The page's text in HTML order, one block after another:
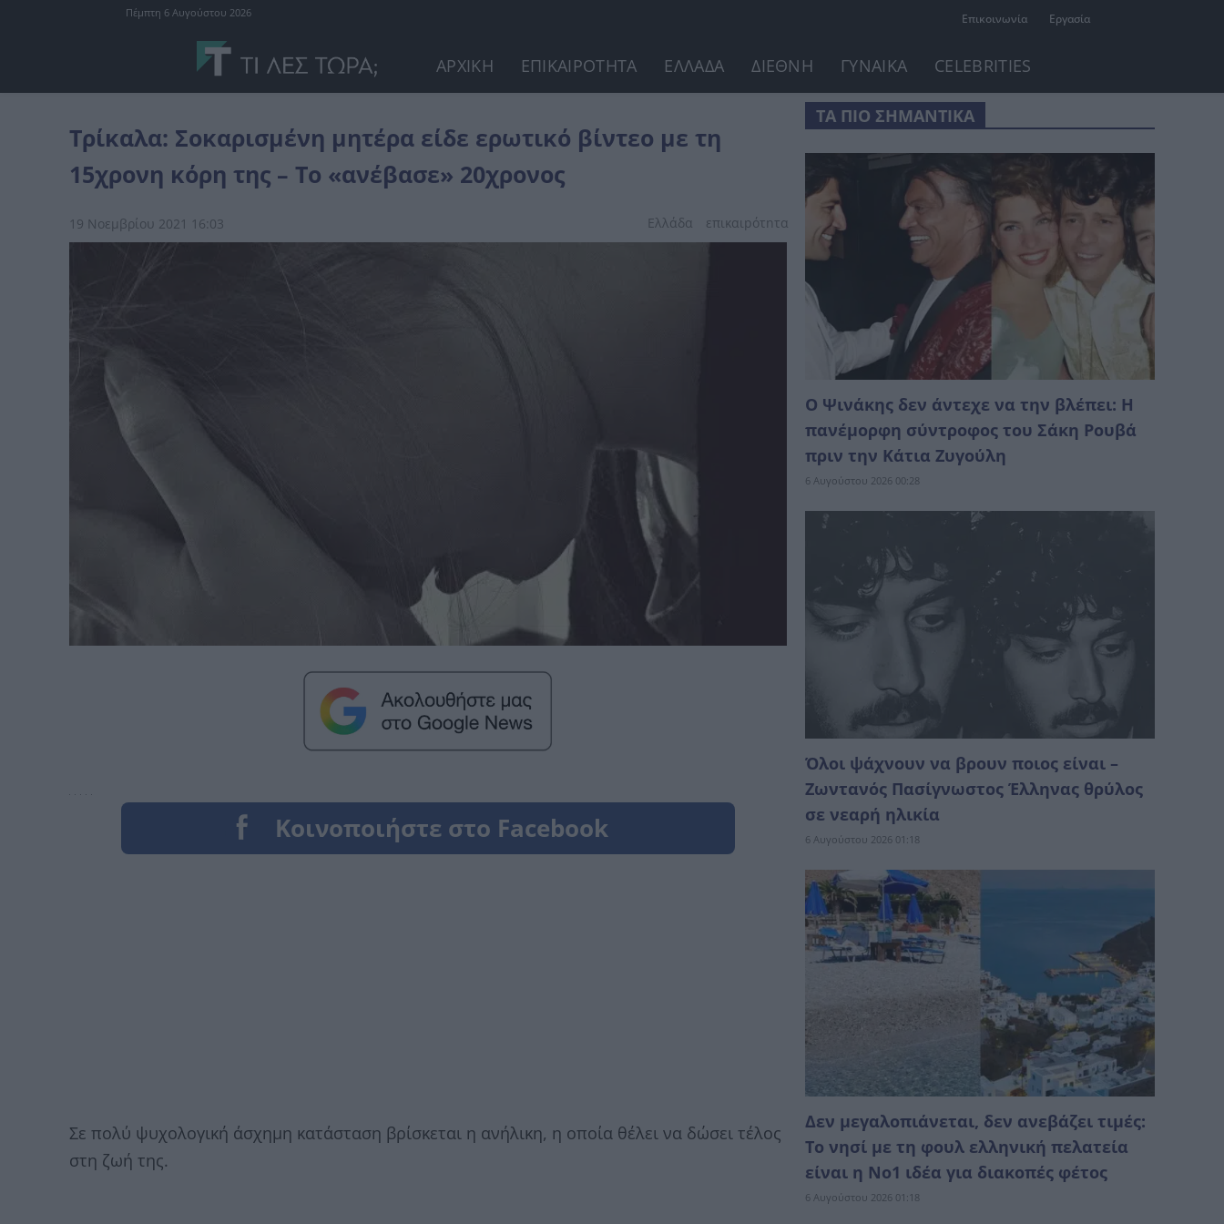
Επικοινωνία Εργασία
Πέμπτη 6 Αυγούστου 2026
ΑΡΧΙΚΗ ΕΠΙΚΑΙΡΟΤΗΤΑ ΕΛΛΑΔΑ ΔΙΕΘΝΗ ΓΥΝΑΙΚΑ CELEBRITIES
Τρίκαλα: Σοκαρισμένη μητέρα είδε ερωτικό βίντεο με τη
15χρονη κόρη της – Το «ανέβασε» 20χρονος
19 Νοεμβρίου 2021 16:03 Ελλάδα επικαιpότnτα
Σε πολύ ψυχολογική άσχημη κατάσταση βρίσκεται η ανήλικη, η οποία θέλει να δώσει τέλος
στη ζωή της.
ΤΑ ΠΙΟ ΣΗΜΑΝΤΙΚΑ
Ο Ψινάκης δεν άντεχε να την βλέπει: Η
πανέμορφη σύντροφος του Σάκη Ρουβά
πριν την Κάτια Ζυγούλη
6 Αυγούστου 2026 00:28
Όλοι ψάχνουν να βρουν ποιος είναι –
Ζωντανός Πασίγνωστος Έλληνας θρύλος
σε νεαρή ηλικία
6 Αυγούστου 2026 01:18
Δεν μεγαλοπιάνεται, δεν ανεβάζει τιμές:
Το νησί με τη φουλ ελληνική πελατεία
είναι η No1 ιδέα για διακοπές φέτος
6 Αυγούστου 2026 01:18